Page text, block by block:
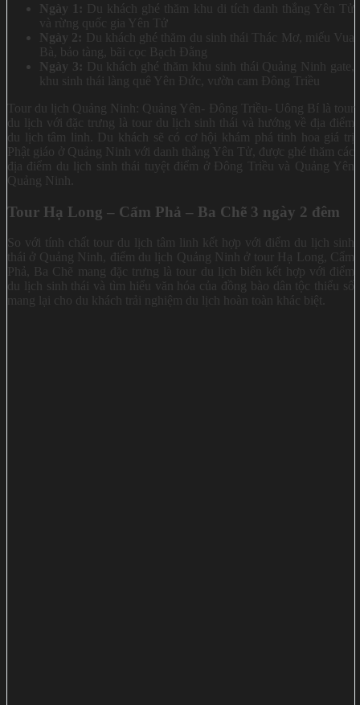
Ngày 1: Du khách ghé thăm khu di tích danh thắng Yên Tử
và rừng quốc gia Yên Tử
Ngày 2: Du khách ghé thăm du sinh thái Thác Mơ, miếu Vua
Bà, bảo tàng, bãi cọc Bạch Đằng
Ngày 3: Du khách ghé thăm khu sinh thái Quảng Ninh gate,
khu sinh thái làng quê Yên Đức, vườn cam Đông Triều
Tour du lịch Quảng Ninh: Quảng Yên- Đông Triều- Uông Bí là tour
du lịch với đặc trưng là tour du lịch sinh thái và hướng về địa điểm
du lịch tâm linh. Du khách sẽ có cơ hội khám phá tinh hoa giá trị
Phật giáo ở Quảng Ninh với danh thắng Yên Tử, được ghé thăm các
địa điểm du lịch sinh thái tuyệt điểm ở Đông Triều và Quảng Yên
Quảng Ninh.
Tour Hạ Long – Cẩm Phả – Ba Chẽ 3 ngày 2 đêm
So với tính chất tour du lịch tâm linh kết hợp với điểm du lịch sinh
thái ở Quảng Ninh, điểm du lịch Quảng Ninh ở tour Hạ Long, Cẩm
Phả, Ba Chẽ mang đặc trưng là tour du lịch biển kết hợp với điểm
du lịch sinh thái và tìm hiểu văn hóa của đồng bào dân tộc thiểu số
mang lại cho du khách trải nghiệm du lịch hoàn toàn khác biệt.